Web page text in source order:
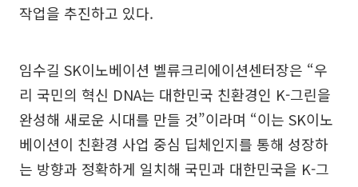
작업을 추진하고 있다.
임수길 SK이노베이션 벨류크리에이션센터장은 “우
리 국민의 혁신 DNA는 대한민국 친환경인 K-그린을
완성해 새로운 시대를 만들 것”이라며 “이는 SK이노
베이션이 친환경 사업 중심 딥체인지를 통해 성장하
는 방향과 정확하게 일치해 국민과 대한민국을 K-그